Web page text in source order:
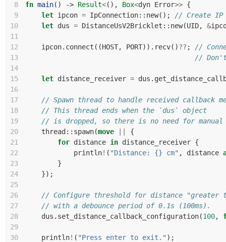
8
fn main() -> Result<(), Box<dyn Error>> {
9
let ipcon = IpConnection:: new();
// Create IP
10
let dus = DistanceUsV2Bricklet :: new(UID, &
11
12
ipcon. connect ((HOST, PORT)). recv()?? ;
//
13
// Don't
14
15
let distance_receiver = dus .
16
17
// Spawn thread to handle received callback
18
// This thread ends when the `dus` object
19
// is dropped, so there is no need for manual
20
thread :: spawn(move
{
21
for distance in distance_receiver {
22
println! ( "Distance: {} cm" , distance
23
}
24
});
25
26
// Configure threshold for distance "greater
27
// with a debounce period of 0.1s (100ms).
28
dus . set_distance_callback_configuration(100,
29
30
println! ( "Press enter to exit." );